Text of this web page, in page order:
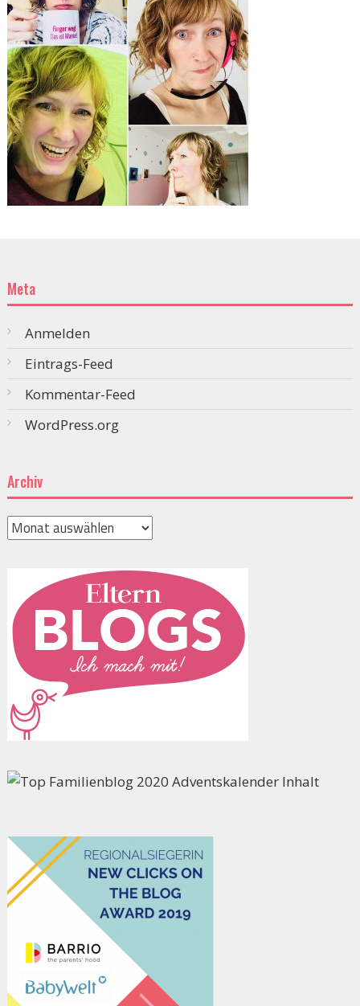
Meta
Anmelden
Eintrags-Feed
Kommentar-Feed
WordPress.org
Archiv
Archiv